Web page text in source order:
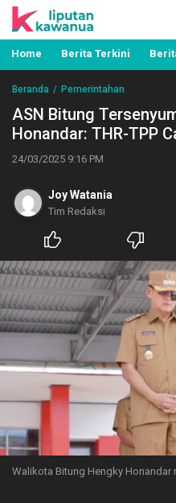
Liputan Kawanua
Berita Manado,
Pemerintahan, Hukum
Home Berita Terkini
Beranda Pemerintahan
ASN Bitung
Honandar: THR-TPP
24/03/2025 9:16 PM
Joy Watania
Tim Redaksi
Walikota Bitung Hengky Honandar